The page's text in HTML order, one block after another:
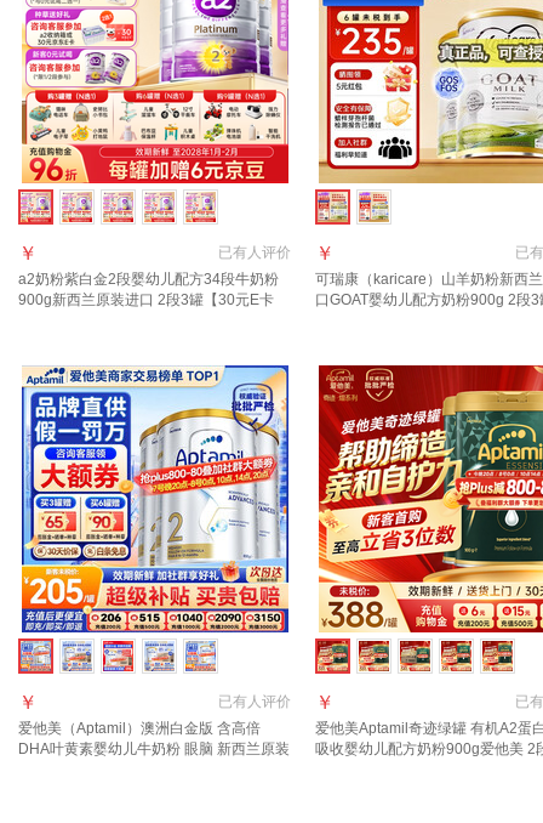
已有人评价
￥
a2奶粉紫白金2段婴幼儿配方34段牛奶粉
900g新西兰原装进口 2段3罐【30元E卡
已有
￥
可瑞康（karicare）山羊奶粉新西
口GOAT婴幼儿配方奶粉900g 2段
已有人评价
￥
爱他美（Aptamil）澳洲白金版 含高倍
DHA叶黄素婴幼儿牛奶粉 眼脑 新西兰原装
已有
￥
爱他美Aptamil奇迹绿罐 有机A2蛋
吸收婴幼儿配方奶粉900g爱他美 2